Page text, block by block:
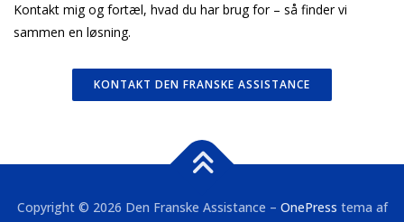
Kontakt mig og fortæl, hvad du har brug for – så finder vi
sammen en løsning.
KONTAKT DEN FRANSKE ASSISTANCE
Copyright © 2026 Den Franske Assistance – OnePress tema af